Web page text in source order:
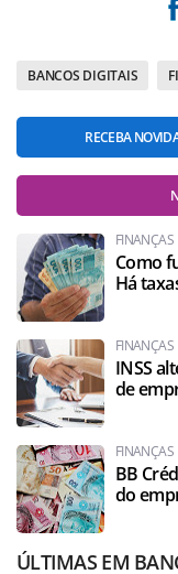
BANCOS DIGITAIS
RECEBA
FINANÇAS
Como
Há
FINANÇAS
INSS
de
FINANÇAS
BB
do
ÚLTIMAS EM